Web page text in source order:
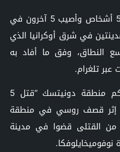
وفي سياق متصل، قتل 5 أشخاص وأصيب 5 آخرون في
في شرق أوكرانيا الذي
النطاق، وفق ما أفاد به
تلغرام.
وقال بافلو كيريلنكو حاكم منطقة دونيتسك “قتل 5
5 آخرون إثر قصف روسي في منطقة
دونيتسك”، مضيفا أن 4 من القتلى قضوا في مدينة
نوفوميخايلوفكا.